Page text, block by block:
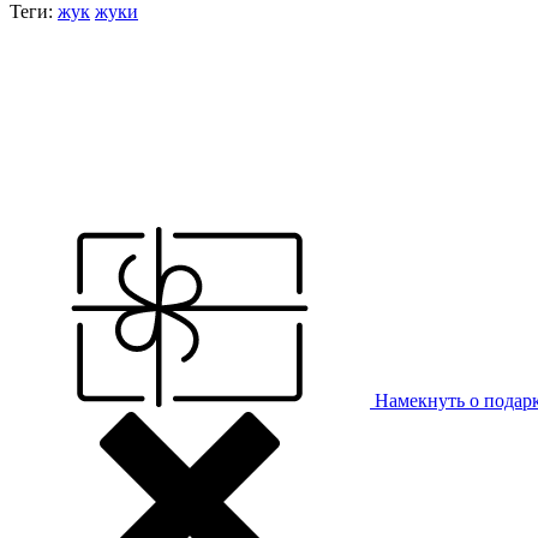
Теги: жук жуки
Намекнуть о